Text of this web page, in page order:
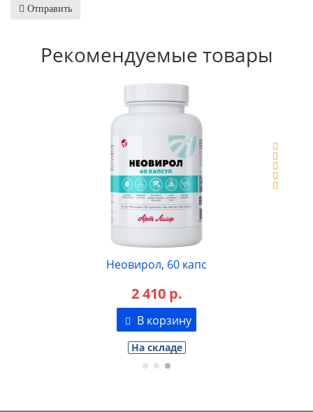
Отправить
Рекомендуемые товары
Неовирол, 60 капс
2 410 р.
В корзину
На складе